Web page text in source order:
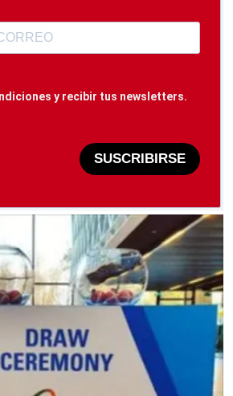
y recibir tus newsletters.
SUSCRIBIRSE